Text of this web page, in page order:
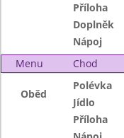
Příloha
Doplněk
Nápoj
Menu
Chod
Oběd
Polévka
Jídlo
Příloha